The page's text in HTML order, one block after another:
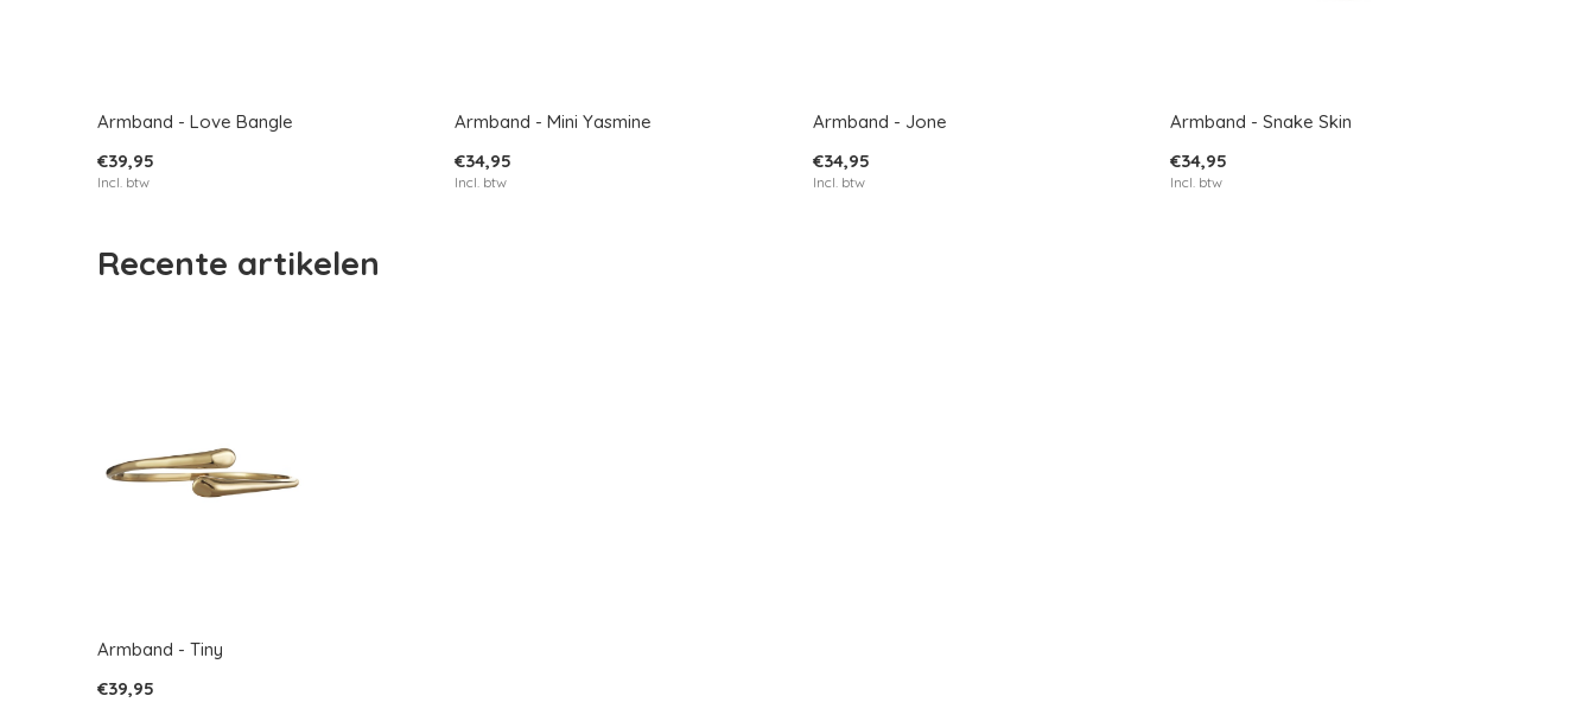
Armband - Love Bangle
€39,95
Incl. btw
Armband - Mini Yasmine
€34,95
Incl. btw
Armband - Jone
€34,95
Incl. btw
Armband - Snake Skin
€34,95
Incl. btw
Recente artikelen
Armband - Tiny
€39,95